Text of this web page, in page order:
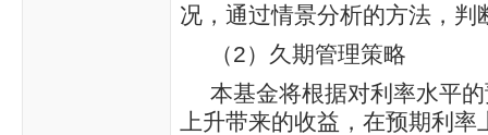
况，通过情景分析的方法，
（2）久期管理策略
本基金将根据对利率水平
上升带来的收益，在预期利